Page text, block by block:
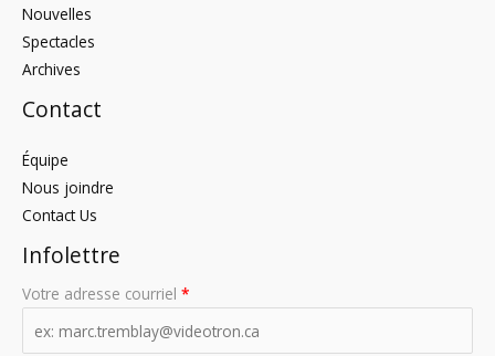
Nouvelles
Spectacles
Archives
Contact
Équipe
Nous joindre
Contact Us
Infolettre
Votre adresse courriel *